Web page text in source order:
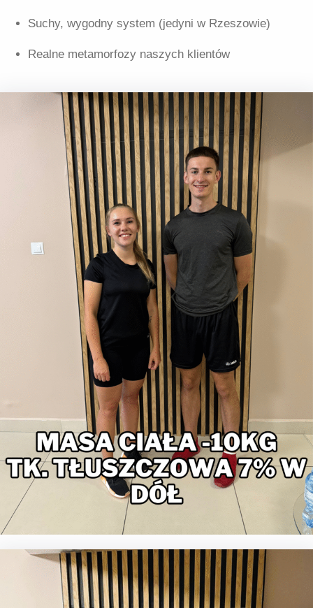
Suchy, wygodny system (jedyni w Rzeszowie)
Realne metamorfozy naszych klientów